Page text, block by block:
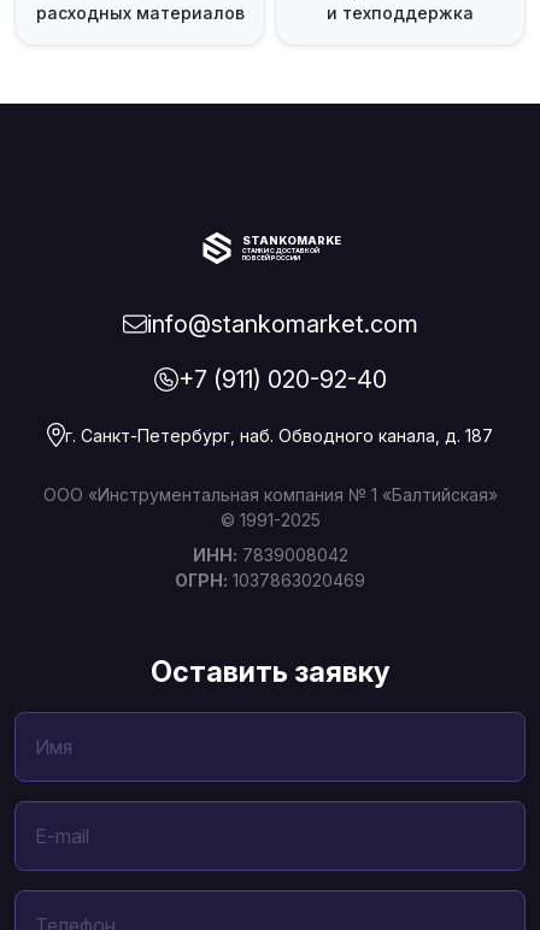
расходных материалов
и техподдержка
STANKOMARKET
СТАНКИ С ДОСТАВКОЙ
ПО ВСЕЙ РОССИИ
info@stankomarket.com
+7 (911) 020-92-40
г. Санкт-Петербург, наб. Обводного канала, д. 187
ООО «Инструментальная компания № 1 «Балтийская»
© 1991-2025
ИНН: 7839008042
ОГРН: 1037863020469
Оставить заявку